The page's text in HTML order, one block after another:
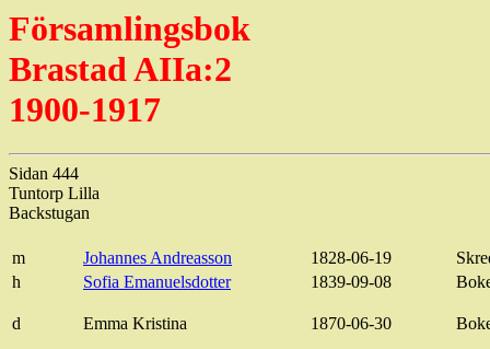
Församlingsbok
Brastad AIIa:2
1900-1917
Sidan 444
Tuntorp Lilla
Backstugan
m Johannes Andreasson 1828-06-19
h
Sofia Emanuelsdotter 1839-09-08
d Emma Kristina 1870-06-30